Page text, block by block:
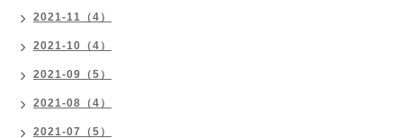
2021-11（4）
2021-10（4）
2021-09（5）
2021-08（4）
2021-07（5）